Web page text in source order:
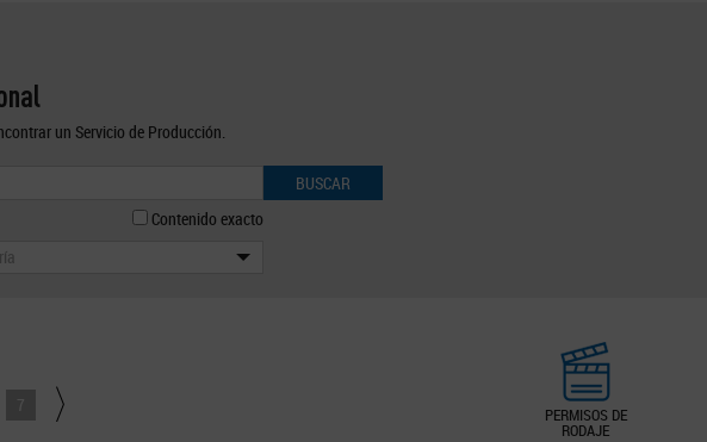
un Servicio de Producción.
BUSCAR
Contenido exacto
PERMISOS DE
RODAJE
7